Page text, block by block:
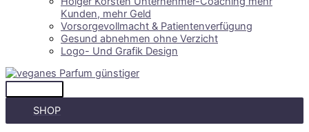
Kunden, mehr Geld
Vorsorgevollmacht & Patientenverfügung
Gesund abnehmen ohne Verzicht
Logo- Und Grafik Design
Hauptmenü
SHOP